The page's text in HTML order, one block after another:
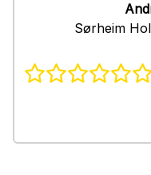
Sørheim